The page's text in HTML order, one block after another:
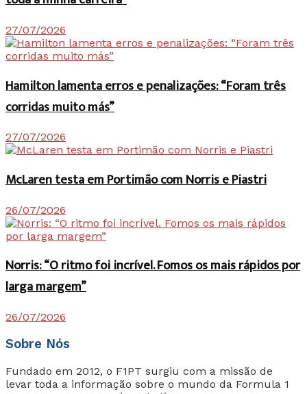
27/07/2026
Hamilton lamenta erros e penalizações: “Foram três
corridas muito más”
27/07/2026
McLaren testa em Portimão com Norris e Piastri
26/07/2026
Norris: “O ritmo foi incrível. Fomos os mais rápidos por
larga margem”
26/07/2026
Sobre Nós
Fundado em 2012, o F1PT surgiu com a missão de
levar toda a informação sobre o mundo da Formula 1